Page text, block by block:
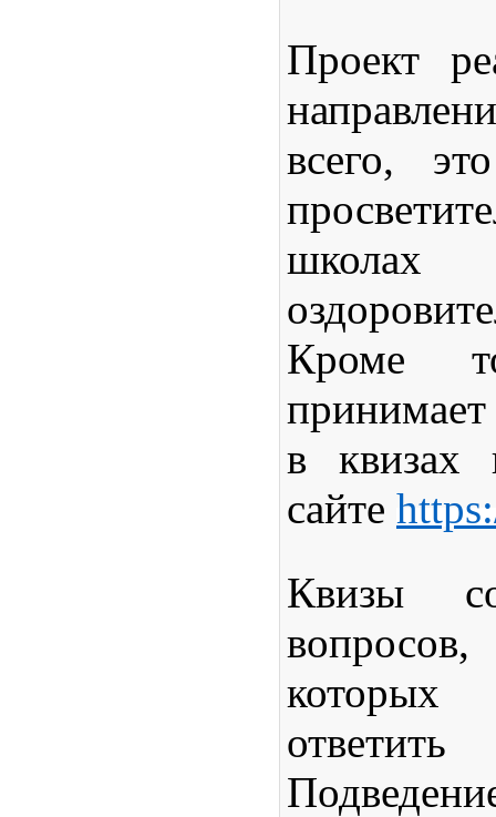
Проект
всего,
Кроме
в квизах
сайте
Квизы